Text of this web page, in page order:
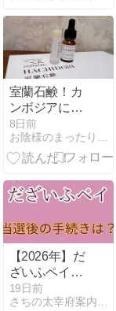
室蘭石鹸！カ
ンボジアに小
学校を建設し
就労支援まで
始めた想い
8日前
お陰様のまったりブログ
【2026年】だ
ざいふペイ当
選後の支払い
方法を画像付
19日前
さちの太宰府案内 | 福岡県太宰府市の観光やカフェを紹介